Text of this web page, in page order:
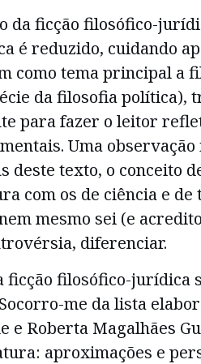
da ficção filosófico-
é reduzido, cuidando
como tema principal a
da filosofia política),
para fazer o leitor
Uma
deste texto, o conceito
com os de ciência e
mesmo sei (e
diferenciar.
ficção filosófico-jurídica
me da lista
e Roberta Magalhães
aproximações e